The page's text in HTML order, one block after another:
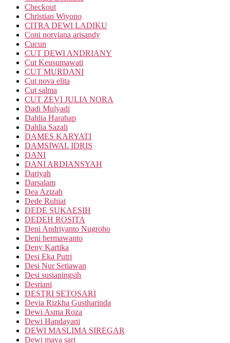
Checkout
Christian Wiyono
CITRA DEWI LADIKU
Coni norviana arisandy
Cucun
CUT DEWI ANDRIANY
Cut Keusumawati
CUT MURDANI
Cut nova elita
Cut salma
CUT ZEVI JULIA NORA
Dadi Mulyadi
Dahlia Harahap
Dahlia Sazali
DAMES KARYATI
DAMSIWAL IDRIS
DANI
DANI ARDIANSYAH
Dariyah
Darsalam
Dea Azizah
Dede Ruhiat
DEDE SUKAESIH
DEDEH ROSITA
Deni Andriyanto Nugroho
Deni hermawanto
Deny Kartika
Desi Eka Putri
Desi Nur Setiawan
Desi susianingsih
Desriani
DESTRI SETOSARI
Devia Rizkha Gustharinda
Dewi Asma Roza
Dewi Handayani
DEWI MASLIMA SIREGAR
Dewi maya sari